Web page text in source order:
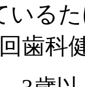
いる
歯科